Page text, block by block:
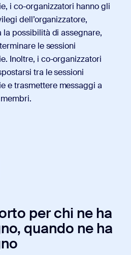
i co-organizzatori hanno gli
dell’organizzatore,
la possibilità di assegnare,
le sessioni
Inoltre, i co-organizzatori
tra le sessioni
e trasmettere messaggi a
per chi ne ha
quando ne ha